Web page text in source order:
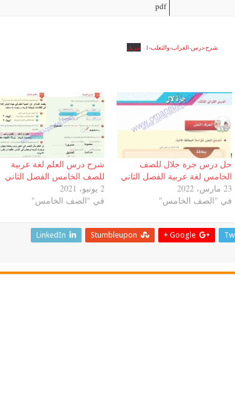
pdf
شرح-درس-الغراب-والثعلب-1 تنزيل
حل درس جرة جلال للصف
الخامس لغة عربية الفصل الثاني
23 مارس، 2022
في "الصف الخامس"
شرح درس العلم لغة عربية
للصف الخامس الفصل الثاني
2 يونيو، 2021
في "الصف الخامس"
Google +
Stumbleupon
LinkedIn